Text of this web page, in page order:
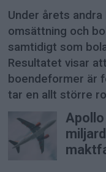
Under årets
omsättning och
samtidigt som
Resultatet visar
boendeformer är
tar en allt större